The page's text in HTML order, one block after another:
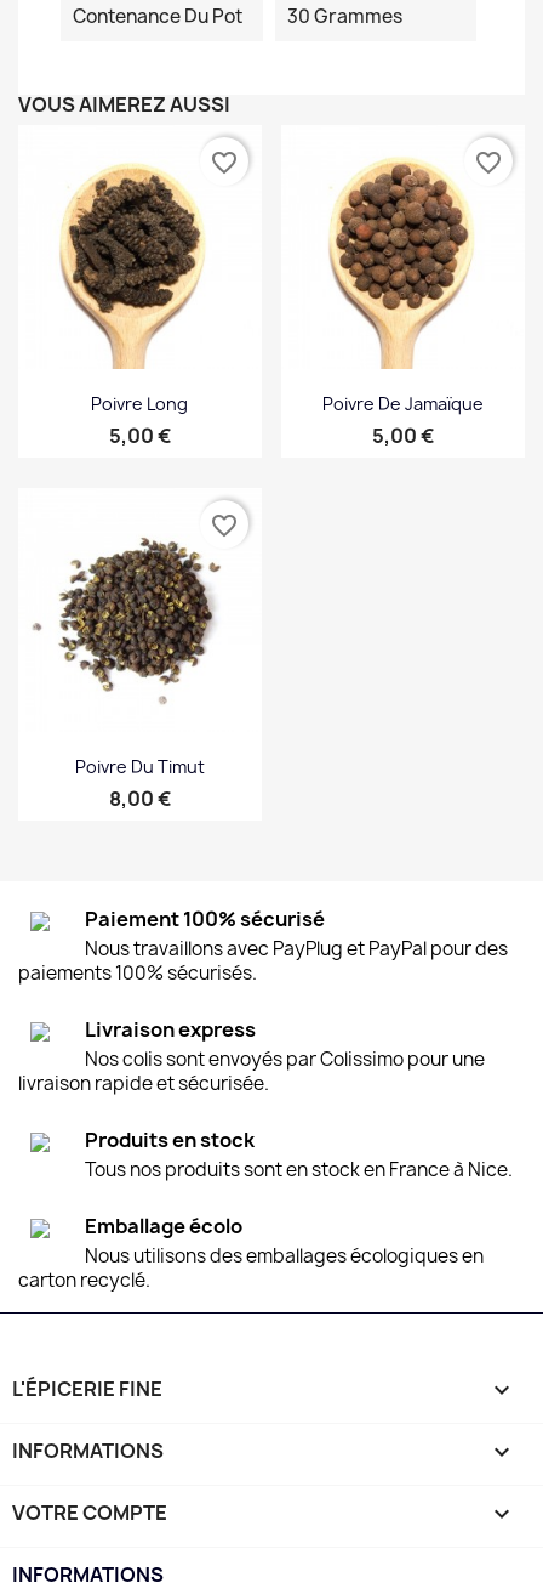
Contenance Du Pot 30 Grammes
VOUS AIMEREZ AUSSI
Poivre Long
Prix
5,00 €
favorite_border
Poivre De Jamaïque
Prix
5,00 €
favorite_border
Poivre Du Timut
Prix
8,00 €
favorite_border
Paiement 100% sécurisé
Nous travaillons avec PayPlug et PayPal pour des
paiements 100% sécurisés.
Livraison express
Nos colis sont envoyés par Colissimo pour une
livraison rapide et sécurisée.
Produits en stock
Tous nos produits sont en stock en France à Nice.
Emballage écolo
Nous utilisons des emballages écologiques en
carton recyclé.
L'ÉPICERIE FINE 
INFORMATIONS 
VOTRE COMPTE 
INFORMATIONS